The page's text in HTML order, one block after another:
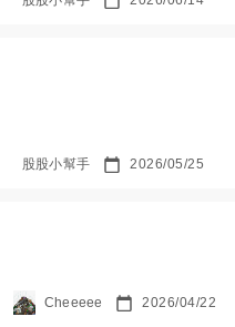
股股小幫手 2026/05/25
Cheeeee 2026/04/22